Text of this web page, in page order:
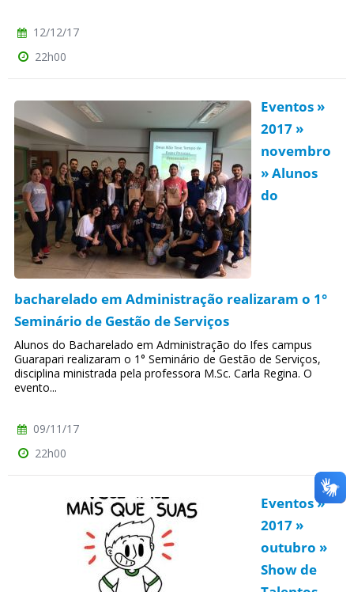
12/12/17
22h00
Eventos »
2017 »
novembro
» Alunos
do
bacharelado em Administração realizaram o 1°
Seminário de Gestão de Serviços
Alunos do Bacharelado em Administração do Ifes campus
Guarapari realizaram o 1° Seminário de Gestão de Serviços,
disciplina ministrada pela professora M.Sc. Carla Regina. O
evento...
09/11/17
22h00
Eventos »
2017 »
outubro »
Show de